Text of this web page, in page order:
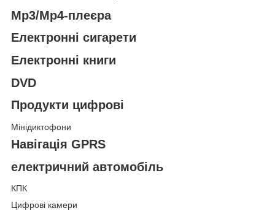
Mp3/Mp4-плеєра
Електронні сигарети
Електронні книги
DVD
Продукти цифрові
Мінідиктофони
Навігація GPRS
електричний автомобіль
КПК
Цифрові камери